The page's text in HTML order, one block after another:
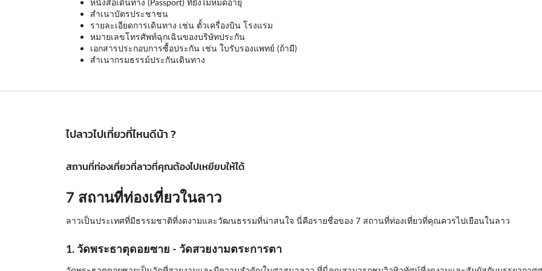
สำเนาบัตรประชาชน
รายละเอียดการเดินทาง เช่น ตั้วเครื่องบิน โรงแรม
หมายเลขโทรศัพท์ฉุกเฉินของบริษัทประกัน
เอกสารประกอบการซื้อประกัน เช่น ใบรับรองแพทย์ (ถ้ามี)
สำเนากรมธรรม์ประกันเดินทาง
ไปลาวไปเที่ยวที่ไหนดีน้า ?
สถานที่ท่องเที่ยวที่ลาวที่คุณต้องไปเหยียบให้ได้
7 สถานที่ท่องเที่ยวในลาว
ลาวเป็นประเทศที่มีธรรมชาติที่งดงามและวัฒนธรรมที่น่าสนใจ นี่คือรายชื่อของ 7 สถานที่ท่องเที่ยวที่คุณควรไปเยือนในลาว
1. วัดพระธาตุดอยซาย - วัดสวยงามตระการตา